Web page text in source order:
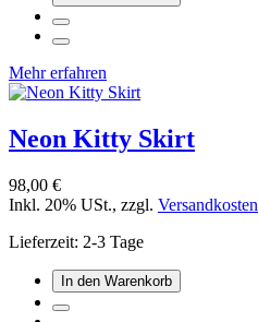
Mehr erfahren
Neon Kitty Skirt
98,00 €
Inkl. 20% USt., zzgl. Versandkosten
Lieferzeit: 2-3 Tage
In den Warenkorb